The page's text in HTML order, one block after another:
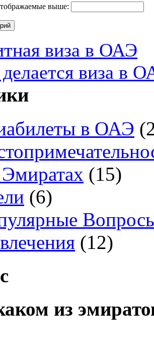
выше:
виза в ОАЭ
делается виза в
в ОАЭ
(15)
(6)
(12)
из